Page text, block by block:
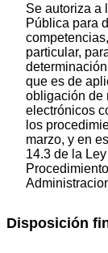
Se autoriza a
Pública para
particular,
que es de
obligación de
electrónicos
los
marzo, y en
14.3 de la
Disposición